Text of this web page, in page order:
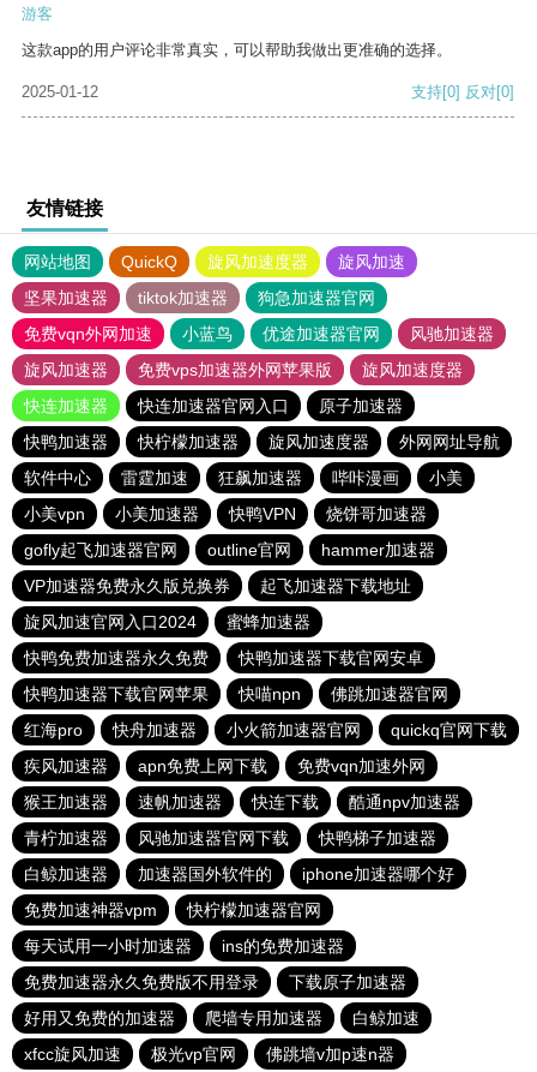
游客
这款app的用户评论非常真实，可以帮助我做出更准确的选择。
2025-01-12 支持[0] 反对[0]
友情链接
网站地图 QuickQ 旋风加速度器
旋风加速
坚果加速器
tiktok加速器
狗急加速器官网
免费vqn外网加速
小蓝鸟 优途加速器官网
风驰加速器
旋风加速器
免费vps加速器外网苹果版
旋风加速度器
快连加速器
快连加速器官网入口
原子加速器
快鸭加速器
快柠檬加速器 旋风加速度器
外网网址导航
软件中心
雷霆加速 狂飙加速器 哔咔漫画
小美
小美vpn
小美加速器 快鸭VPN
烧饼哥加速器
gofly起飞加速器官网
outline官网
hammer加速器
VP加速器免费永久版兑换券
起飞加速器下载地址
旋风加速官网入口2024
蜜蜂加速器
快鸭免费加速器永久免费
快鸭加速器下载官网安卓
快鸭加速器下载官网苹果
快喵npn
佛跳加速器官网
红海pro
快舟加速器 小火箭加速器官网
quickq官网下载
疾风加速器
apn免费上网下载
免费vqn加速外网
猴王加速器
速帆加速器 快连下载
酷通npv加速器
青柠加速器
风驰加速器官网下载
快鸭梯子加速器
白鲸加速器
加速器国外软件的
iphone加速器哪个好
免费加速神器vpm
快柠檬加速器官网
每天试用一小时加速器
ins的免费加速器
免费加速器永久免费版不用登录
下载原子加速器
好用又免费的加速器
爬墙专用加速器
白鲸加速
xfcc旋风加速
极光vp官网 佛跳墙v加p速n器